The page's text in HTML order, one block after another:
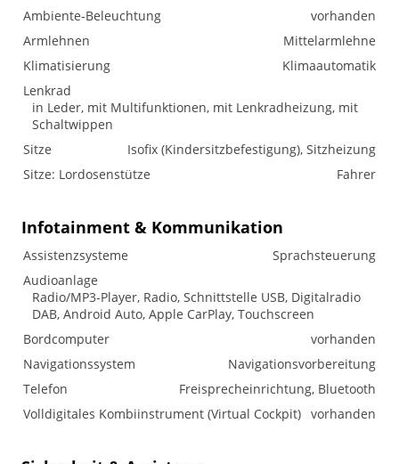
Ambiente-Beleuchtung
vorhanden
Armlehnen
Mittelarmlehne
Klimatisierung
Klimaautomatik
Lenkrad
in Leder, mit Multifunktionen, mit Lenkradheizung, mit
Schaltwippen
Sitze
Isofix (Kindersitzbefestigung), Sitzheizung
Sitze: Lordosenstütze
Fahrer
Infotainment & Kommunikation
Assistenzsysteme
Sprachsteuerung
Audioanlage
Radio/MP3-Player, Radio, Schnittstelle USB, Digitalradio
DAB, Android Auto, Apple CarPlay, Touchscreen
Bordcomputer
vorhanden
Navigationssystem
Navigationsvorbereitung
Telefon
Freisprecheinrichtung, Bluetooth
Volldigitales Kombiinstrument (Virtual Cockpit) vorhanden